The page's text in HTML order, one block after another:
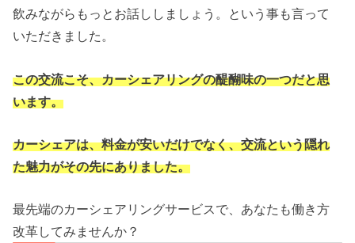
飲みながらもっとお話ししましょう。という事も言って
いただきました。
この交流こそ、カーシェアリングの醍醐味の一つだと思
います。
カーシェアは、料金が安いだけでなく、交流という隠れ
た魅力がその先にありました。
最先端のカーシェアリングサービスで、あなたも働き方
改革してみませんか？